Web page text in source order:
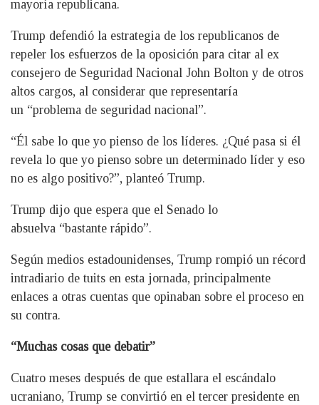
mayoría republicana.
Trump defendió la estrategia de los republicanos de
repeler los esfuerzos de la oposición para citar al ex
consejero de Seguridad Nacional John Bolton y de otros
altos cargos, al considerar que representaría
un “problema de seguridad nacional”.
“Él sabe lo que yo pienso de los líderes. ¿Qué pasa si él
revela lo que yo pienso sobre un determinado líder y eso
no es algo positivo?”, planteó Trump.
Trump dijo que espera que el Senado lo
absuelva “bastante rápido”.
Según medios estadounidenses, Trump rompió un récord
intradiario de tuits en esta jornada, principalmente
enlaces a otras cuentas que opinaban sobre el proceso en
su contra.
“Muchas cosas que debatir”
Cuatro meses después de que estallara el escándalo
ucraniano, Trump se convirtió en el tercer presidente en